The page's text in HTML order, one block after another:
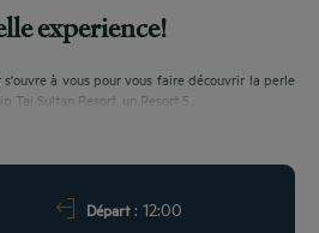
experience!
à vous pour vous faire découvrir la perle
Sultan Resort, un Resort 5...
Départ: 12:00